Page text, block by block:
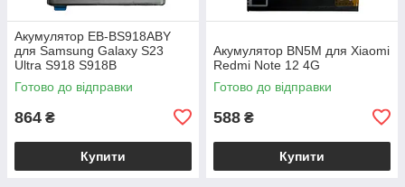
Акумулятор EB-BS918ABY
для Samsung Galaxy S23
Ultra S918 S918B
Готово до відправки
864 ₴
Купити
Акумулятор BN5M для Xiaomi
Redmi Note 12 4G
Готово до відправки
588 ₴
Купити